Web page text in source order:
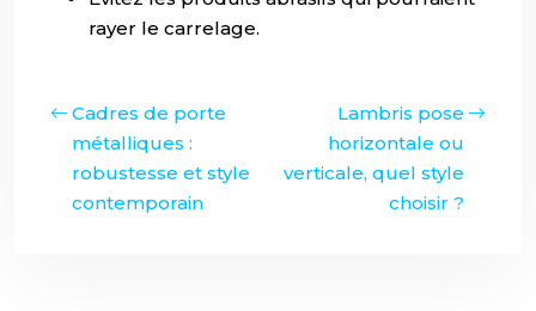
rayer le carrelage.
Cadres de porte
métalliques :
robustesse et style
contemporain
Lambris pose
horizontale ou
verticale, quel style
choisir ?